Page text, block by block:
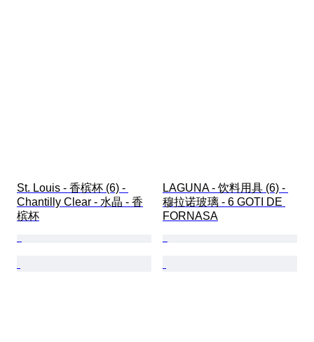
St. Louis - 香槟杯 (6) -
Chantilly Clear - 水晶 - 香
槟杯
LAGUNA - 饮料用具 (6) -
穆拉诺玻璃 - 6 GOTI DE
FORNASA